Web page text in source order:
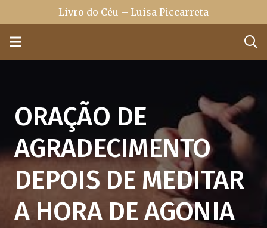
Livro do Céu – Luisa Piccarreta
ORAÇÃO DE
AGRADECIMENTO
DEPOIS DE MEDITAR
A HORA DE AGONIA